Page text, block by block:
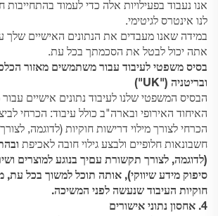
אנו נעבוד בפעילויות אלה כדי לעמוד
לנו אינטרס לגיטימי.
במידה שאנו מעבדים את הנתונים האישיים שלך
אתה יכול לבטל את הסכמתך בכל עת.
ובריטניה ("UK")
הבסיס המשפטי שלנו לעיבוד נתונים אישיים
האיחוד האירופי ובארה"ב כולל עיבוד: הכרחי
הכרחי לצורך מילוי דרישות חוקיות (לדוגמה, לצורך
חשבונאות חלופיים ולבצע גילוי חובה לאכיפת
(לדוגמה, לצורך תקשורת עםיך בנוגע למוצרים
סיפוק מידע שיווקי), אותה תוכל למשוך בכל עת,
חוקיות העיבוד שנעשה לפני המשיכה.
4. אחסון נתוני אישורים